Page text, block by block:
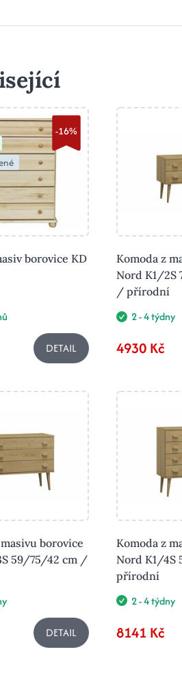
-16%
borovice KD
DETAIL
Komoda z
Nord K1/2S
/ přírodní
2 - 4 týdny
4930 Kč
borovice
59/75/42 cm /
DETAIL
Komoda z
Nord K1/
přírodní
2 - 4 týdny
8141 Kč